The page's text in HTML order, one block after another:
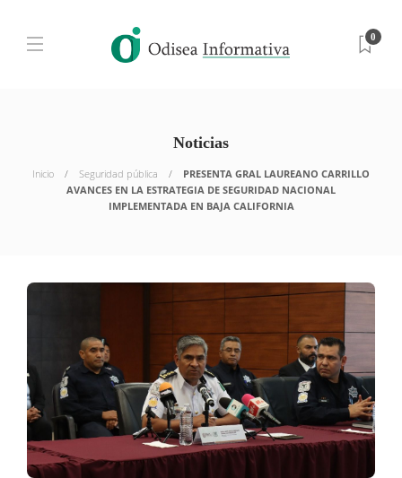
0
Noticias
Inicio Seguridad pública
PRESENTA GRAL LAUREANO CARRILLO
AVANCES EN LA ESTRATEGIA DE SEGURIDAD NACIONAL
IMPLEMENTADA EN BAJA CALIFORNIA